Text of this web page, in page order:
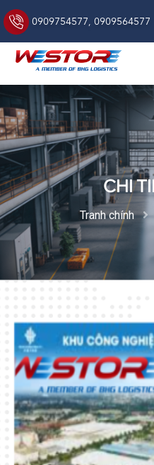
0909754577, 0909564577
CHI
Tranh chính